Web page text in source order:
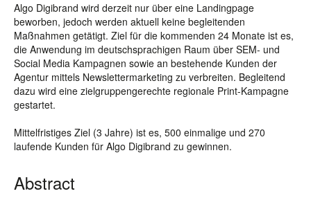
Algo Digibrand wird derzeit nur über eine Landingpage
beworben, jedoch werden aktuell keine begleitenden
Maßnahmen getätigt. Ziel für die kommenden 24 Monate ist es,
die Anwendung im deutschsprachigen Raum über SEM- und
Social Media Kampagnen sowie an bestehende Kunden der
Agentur mittels Newslettermarketing zu verbreiten. Begleitend
dazu wird eine zielgruppengerechte regionale Print-Kampagne
gestartet.
Mittelfristiges Ziel (3 Jahre) ist es, 500 einmalige und 270
laufende Kunden für Algo Digibrand zu gewinnen.
Abstract